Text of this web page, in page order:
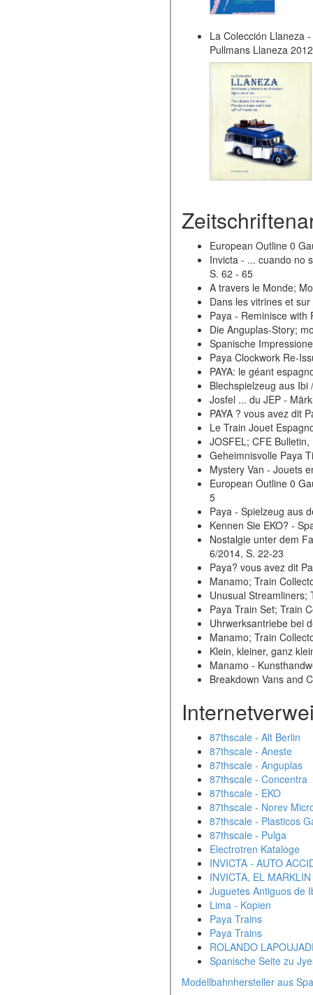
La Colección Llaneza
Pullmans Llaneza 2012
European Outline 0
Invicta - ... cuando no
S. 62 - 65
A travers le Monde;
Dans les vitrines et
Paya - Reminisce with
Die Anguplas-Story;
Spanische
Paya Clockwork Re-
PAYA: le géant
Blechspielzeug aus
Josfel ... du JEP -
PAYA ? vous avez dit
Le Train Jouet
JOSFEL; CFE
Geheimnisvolle Paya
Mystery Van - Jouets
European Outline 0
5
Paya - Spielzeug aus
Kennen Sie EKO? -
Nostalgie unter dem
6/2014, S. 22-23
Paya? vous avez dit
Manamo; Train
Unusual Streamliners;
Paya Train Set; Train
Uhrwerksantriebe bei
Manamo; Train
Klein, kleiner, ganz
Manamo -
Breakdown Vans and
87thscale - Alt Berlin
87thscale - Aneste
87thscale - Anguplas
87thscale - Concentra
87thscale - EKO
87thscale - Norev
87thscale - Plasticos
87thscale - Pulga
Electrotren Kataloge
INVICTA - AUTO
INVICTA, EL
Juguetes Antiguos de
Lima - Kopien
Paya Trains
Paya Trains
ROLANDO
Spanische Seite zu
Modellbahnhersteller aus